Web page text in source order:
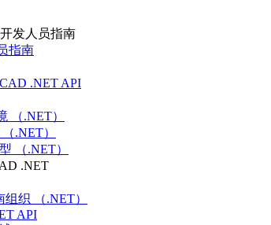
发人员指南
指南
.NET API
（.NET）
.NET）
（.NET）
.NET
织 （.NET）
API